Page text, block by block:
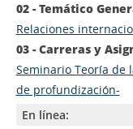
02 - Temático
Relaciones
03 - Carreras y
Seminario Teoría de
de profundización-
En línea: